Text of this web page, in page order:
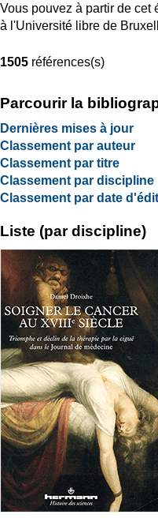
Vous pouvez à partir de cet
à l'Université libre de
1505 références(s)
Parcourir la
Dernières mises à jour
Classement par auteur
Classement par titre
Classement par discipline
Classement par date
Liste (par discipline)